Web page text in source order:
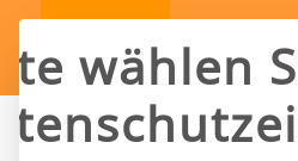
wählen